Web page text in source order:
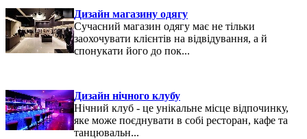
Дизайн магазину одягу
Сучасний магазин одягу має не тільки
заохочувати клієнтів на відвідування, а й
спонукати його до пок...
Дизайн нічного клубу
Нічний клуб - це унікальне місце відпочинку,
яке може поєднувати в собі ресторан, кафе та
танцювальн...